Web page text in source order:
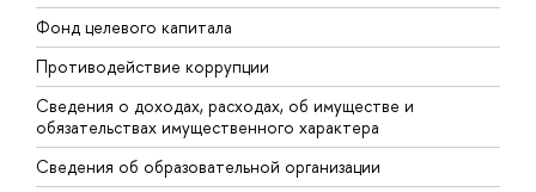
Фонд целевого капитала
Противодействие коррупции
Сведения о доходах, расходах, об имуществе и
обязательствах имущественного характера
Сведения об образовательной организации